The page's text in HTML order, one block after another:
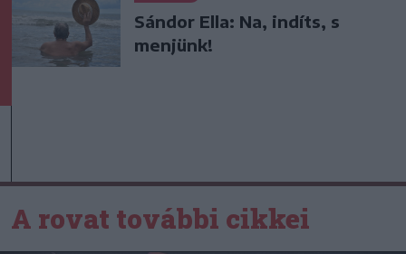
Sándor Ella: Na, indíts, s
menjünk!
A rovat további cikkei